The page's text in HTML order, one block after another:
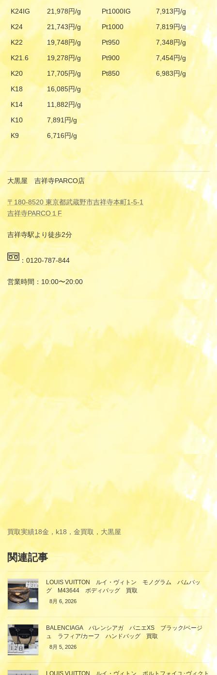
K24IG
21,978円/g Pt1000IG
7,913円/g
K24
21,743円/g Pt1000
7,819円/g
K22
19,748円/g Pt950
7,348円/g
K21.6
19,278円/g Pt900
7,454円/g
K20
17,705円/g Pt850
6,983円/g
K18
16,085円/g
K14
11,882円/g
K10
7,891円/g
K9
6,716円/g
大黒屋 吉祥寺PARCO店
〒180-8520 東京都武蔵野市吉祥寺本町1-5-1
吉祥寺PARCO１F
吉祥寺駅より徒歩2分
：0120-787-844
営業時間：10:00〜20:00
買取実績18金，k18，金買取，大黒屋
関連記事
LOUIS VUITTON ルイ・ヴィトン モノグラム バムバッ
グ M43644 ボディバッグ 買取
8月 6, 2026
BALENCIAGA バレンシアガ パニエXS ブラック/ベージ
ュ ラフィア/カーフ ハンドバッグ 買取
8月 5, 2026